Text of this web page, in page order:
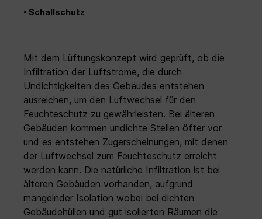
• Schallschutz
Mit dem Lüftungskonzept wird geprüft, ob die
Infiltration der Luftströme, die durch
Undichtigkeiten des Gebäudes entstehen
ausreichen, um den Luftwechsel für den
Feuchteschutz zu gewährleisten. Bei älteren
Gebäuden kommen undichte Stellen öfter vor
und es entstehen Zugerscheinungen, mit denen
der Luftwechsel zum Feuchteschutz erreicht
werden kann. Die natürliche Infiltration ist bei
älteren Gebäuden vorhanden, aufgrund
mangelnder Isolation wobei bei dichten
Gebäudehüllen und gut isolierten Räumen die